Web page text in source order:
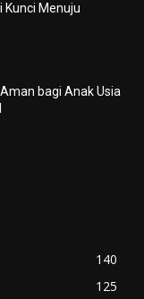
Kunci Menuju
bagi Anak Usia
140
125